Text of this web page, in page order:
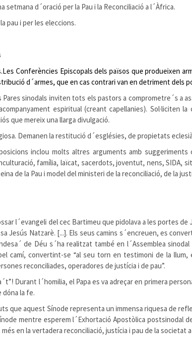
setmana d´oració per la Pau i la Reconciliació a l´Àfrica.
pau i per les eleccions.
Les Conferències Episcopals dels països que produeixen
d´armes, que en cas contrari van en detriment dels
Pares sinodals inviten tots els pastors a comprometre´s a
espiritual (creant capellanies).
que mereix una llarga divulgació.
Demanen la restitució d´esglésies, de propietats
inclou molts altres arguments amb
família, laïcat, sacerdots, joventut, nens, SIDA,
de la Pau i model del ministeri de la reconciliació, de la
l´evangeli del cec Bartimeu que pidolava a les portes
Jesús Natzarè. [...]. Els seus camins s´encreuen, es
de Déu s´ha realitzat també en l´Assemblea
camí, convertint-se “al seu torn en testimoni de la
reconciliades, operadores de justícia i de pau”.
Durant l´homilia, el Papa es va adreçar en primera
dóna la fe.
que aquest Sínode representa un immensa riquesa de
mentre esperem l´Exhortació Apostòlica postsinodal
en la vertadera reconciliació, justícia i pau de la societat